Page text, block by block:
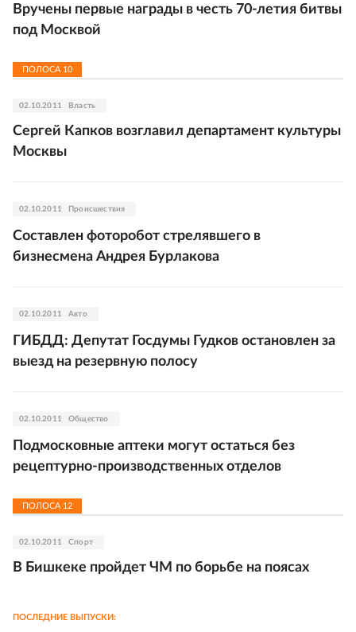
Вручены первые награды в честь 70-летия битвы
под Москвой
ПОЛОСА 10
02.10.2011 Власть
Сергей Капков возглавил департамент культуры
Москвы
02.10.2011 Происшествия
Составлен фоторобот стрелявшего в
бизнесмена Андрея Бурлакова
02.10.2011 Авто
ГИБДД: Депутат Госдумы Гудков остановлен за
выезд на резервную полосу
02.10.2011 Общество
Подмосковные аптеки могут остаться без
рецептурно-производственных отделов
ПОЛОСА 12
02.10.2011 Спорт
В Бишкеке пройдет ЧМ по борьбе на поясах
ПОСЛЕДНИЕ ВЫПУСКИ: